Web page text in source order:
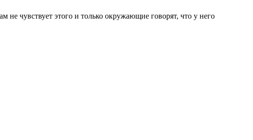
чувствует этого и только окружающие говорят, что у него